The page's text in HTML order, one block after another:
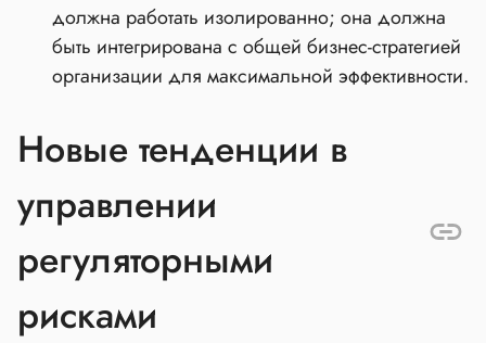
должна работать изолированно; она должна
быть интегрирована с общей бизнес-стратегией
организации для максимальной эффективности.
Новые тенденции в
управлении
регуляторными
рисками